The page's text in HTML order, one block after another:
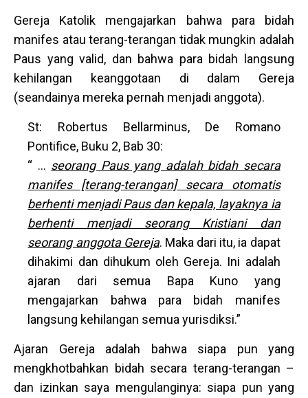
Gereja Katolik mengajarkan bahwa para bidah
manifes atau terang-terangan tidak mungkin adalah
Paus yang valid, dan bahwa para bidah langsung
kehilangan keanggotaan di dalam Gereja
(seandainya mereka pernah menjadi anggota).
St: Robertus Bellarminus, De Romano
Pontifice, Buku 2, Bab 30:
“ … seorang Paus yang adalah bidah secara
manifes [terang-terangan] secara otomatis
berhenti menjadi Paus dan kepala, layaknya ia
berhenti menjadi seorang Kristiani dan
seorang anggota Gereja. Maka dari itu, ia dapat
dihakimi dan dihukum oleh Gereja. Ini adalah
ajaran dari semua Bapa Kuno yang
mengajarkan bahwa para bidah manifes
langsung kehilangan semua yurisdiksi.”
Ajaran Gereja adalah bahwa siapa pun yang
mengkhotbahkan bidah secara terang-terangan –
dan izinkan saya mengulanginya: siapa pun yang